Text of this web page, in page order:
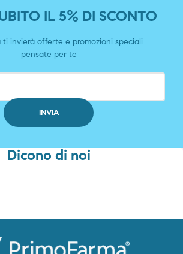
IL 5% DI SCONTO
ti invierà offerte e promozioni speciali
pensate per te
Dicono di noi